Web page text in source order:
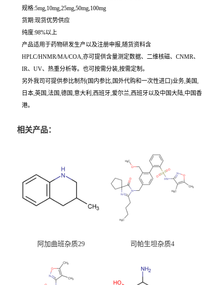
规格:5mg,10mg,25mg,50mg,100mg
货期:现货优势供应
纯度:98%以上
产品适用于药物研发生产以及注册申报,随货资料含
HPLC/HNMR/MA/COA,亦可提供含量测定数据、二维核磁、CNMR、
IR、UV、热重分析等。也可按需分装,按需定制。
另外我司可提供参比制剂(国内参比,国外代购和一次性进口)业务,美国,
日本,英国,法国,德国,意大利,西班牙,爱尔兰,西班牙以及中国大陆,中国香
港。
相关产品：
阿加曲班杂质29 司帕生坦杂质4